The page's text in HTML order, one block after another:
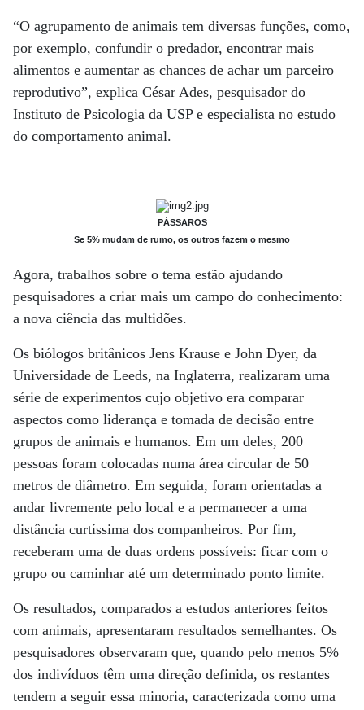
“O agrupamento de animais tem diversas funções, como,
por exemplo, confundir o predador, encontrar mais
alimentos e aumentar as chances de achar um parceiro
reprodutivo”, explica César Ades, pesquisador do
Instituto de Psicologia da USP e especialista no estudo
do comportamento animal.
PÁSSAROS
Se 5% mudam de rumo, os outros fazem o mesmo
Agora, trabalhos sobre o tema estão ajudando
pesquisadores a criar mais um campo do conhecimento:
a nova ciência das multidões.
Os biólogos britânicos Jens Krause e John Dyer, da
Universidade de Leeds, na Inglaterra, realizaram uma
série de experimentos cujo objetivo era comparar
aspectos como liderança e tomada de decisão entre
grupos de animais e humanos. Em um deles, 200
pessoas foram colocadas numa área circular de 50
metros de diâmetro. Em seguida, foram orientadas a
andar livremente pelo local e a permanecer a uma
distância curtíssima dos companheiros. Por fim,
receberam uma de duas ordens possíveis: ficar com o
grupo ou caminhar até um determinado ponto limite.
Os resultados, comparados a estudos anteriores feitos
com animais, apresentaram resultados semelhantes. Os
pesquisadores observaram que, quando pelo menos 5%
dos indivíduos têm uma direção definida, os restantes
tendem a seguir essa minoria, caracterizada como uma